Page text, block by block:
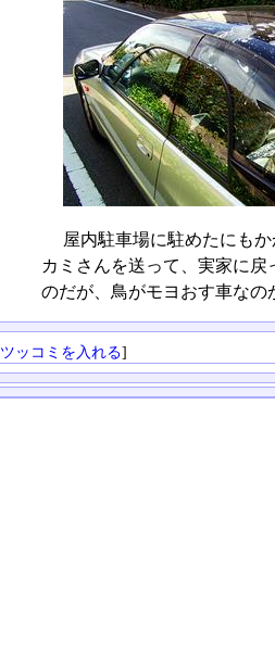
屋内駐車場に駐めたにも
カミさんを送って、実家に
のだが、鳥がモヨおす車な
ツッコミを入れる]